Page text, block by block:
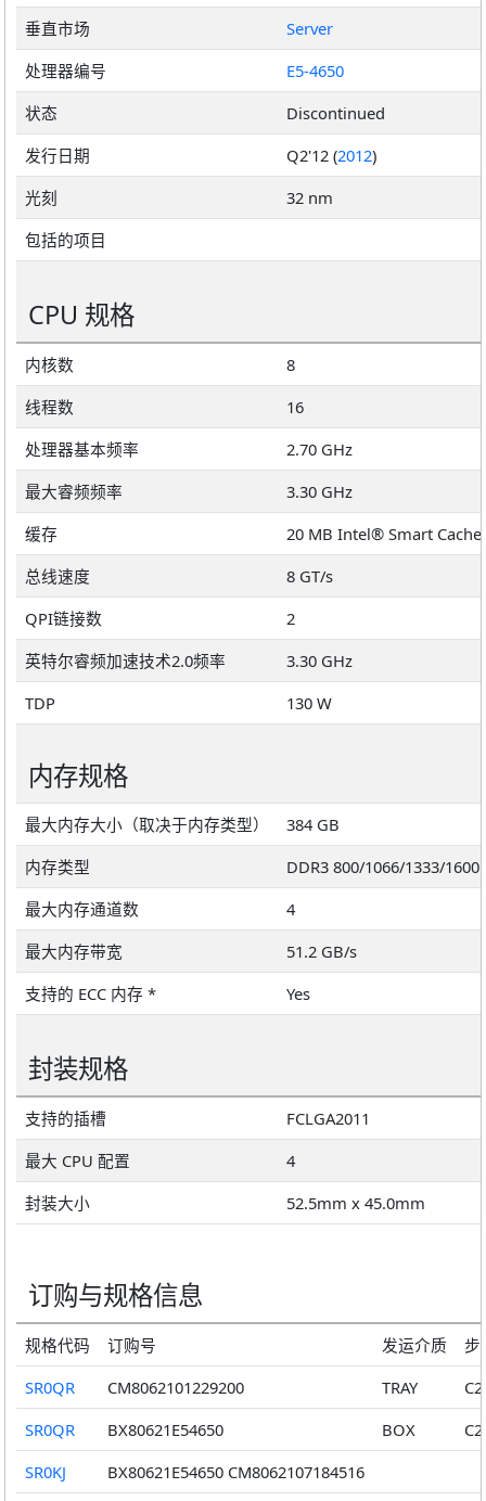
垂直市场
Server
处理器编号
E5-4650
状态
Discontinued
发行日期
Q2'12 (2012)
光刻
32 nm
包括的项目
CPU 规格
内核数
8
线程数
16
处理器基本频率
2.70 GHz
最大睿频频率
3.30 GHz
缓存
20 MB Intel® Smart Cache
总线速度
8 GT/s
QPI链接数
2
英特尔睿频加速技术2.0频率
3.30 GHz
TDP
130 W
内存规格
最大内存大小（取决于内存类型）
384 GB
内存类型
DDR3 800/1066/1333/1600
最大内存通道数
4
最大内存带宽
51.2 GB/s
支持的 ECC 内存 *
Yes
封装规格
支持的插槽
FCLGA2011
最大 CPU 配置
4
封装大小
52.5mm x 45.0mm
订购与规格信息
规格代码 订购号 发运介质
步
SR0QR
CM8062101229200 TRAY
C2
SR0QR
BX80621E54650 BOX
C2
SR0KJ
BX80621E54650 CM8062107184516